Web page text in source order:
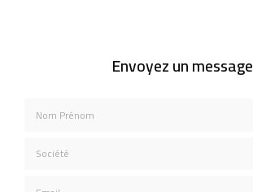
Envoyez un message